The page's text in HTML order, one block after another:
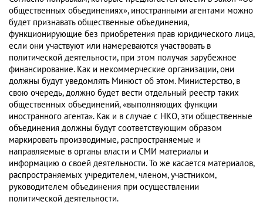
общественных объединениях», иностранными агентами можно
будет признавать общественные объединения,
функционирующие без приобретения прав юридического лица,
если они участвуют или намереваются участвовать в
политической деятельности, при этом получая зарубежное
финансирование. Как и некоммерческие организации, они
должны будут уведомлять Минюст об этом. Министерство, в
свою очередь, должно будет вести отдельный реестр таких
общественных объединений, «выполняющих функции
иностранного агента». Как и в случае с НКО, эти общественные
объединения должны будут соответствующим образом
маркировать производимые, распространяемые и
направляемые в органы власти и СМИ материалы и
информацию о своей деятельности. То же касается материалов,
распространяемых учредителем, членом, участником,
руководителем объединения при осуществлении
политической деятельности.